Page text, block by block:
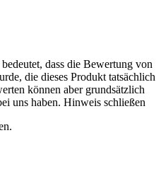
dass die Bewertung von
die dieses Produkt tatsächlich
können aber grundsätzlich
uns haben. Hinweis schließen